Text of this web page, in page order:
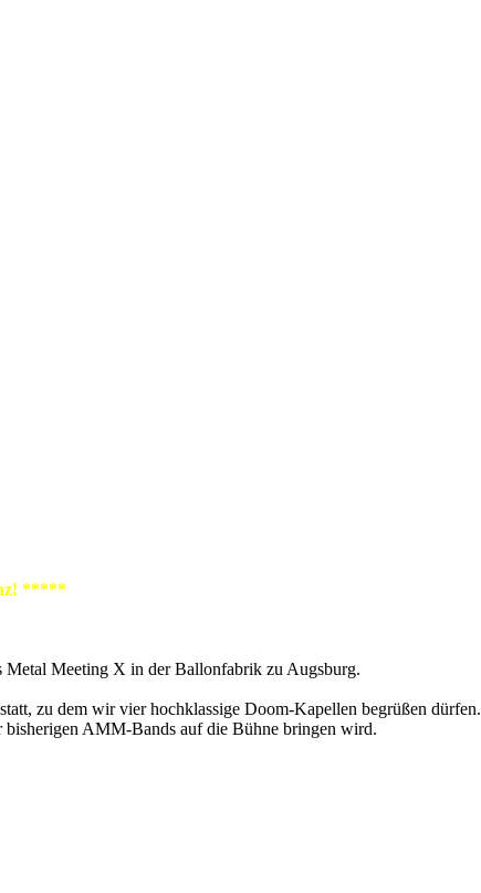
*****
Metal Meeting X in der Ballonfabrik zu Augsburg.
zu dem wir vier hochklassige Doom-Kapellen begrüßen dürfen.
bisherigen AMM-Bands auf die Bühne bringen wird.